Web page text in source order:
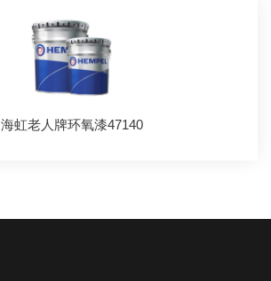
海虹老人牌环氧漆47140